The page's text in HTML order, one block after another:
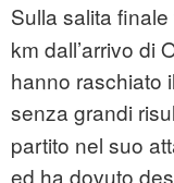
Sulla salita
km dall’arrivo di
hanno raschiato
senza grandi
partito nel suo
ed ha dovuto